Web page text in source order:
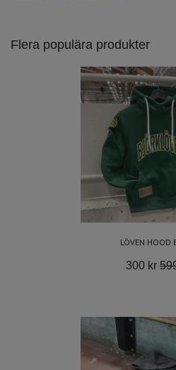
Flera populära produkter
LÖVEN HOOD
300 kr